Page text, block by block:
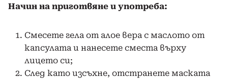
Начин на приготвяне и употреба:
Смесете гела от алое вера с маслото от
капсулата и нанесете сместа върху
лицето си;
След като изсъхне, отстранете маската